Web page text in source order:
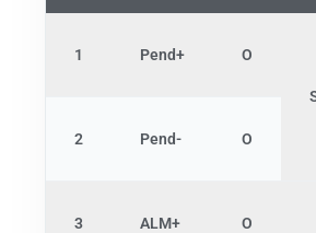
1 Pend+ O
2 Pend- O
3 ALM+ O